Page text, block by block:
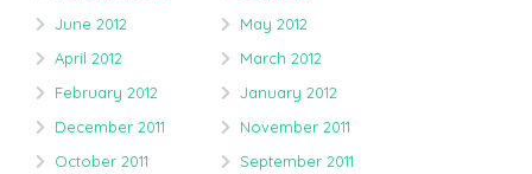
June 2012
May 2012
April 2012
March 2012
February 2012
January 2012
December 2011
November 2011
October 2011
September 2011